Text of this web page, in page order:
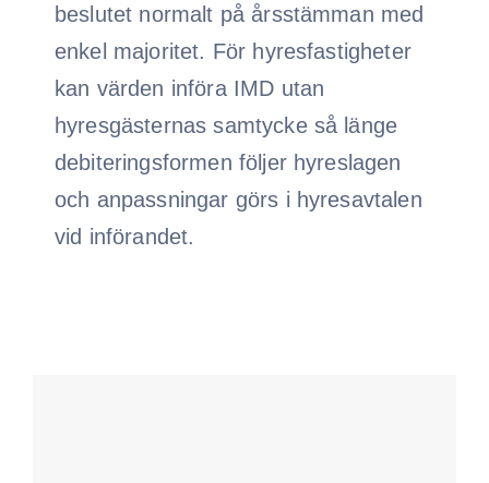
beslutet normalt på årsstämman med
enkel majoritet. För hyresfastigheter
kan värden införa IMD utan
hyresgästernas samtycke så länge
debiteringsformen följer hyreslagen
och anpassningar görs i hyresavtalen
vid införandet.